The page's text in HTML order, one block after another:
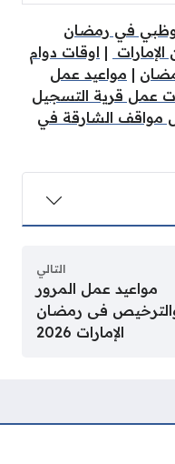
في رمضان
| اوقات دوام
| مواعيد عمل
عمل قرية التسجيل
مواقف الشارقة في
التالي
مواعيد عمل المرور
فى رمضان
الإمارات 2026